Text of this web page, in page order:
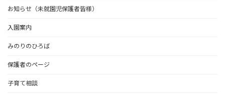
お知らせ（未就園児保護者皆様）
入園案内
みのりのひろば
保護者のページ
子育て相談